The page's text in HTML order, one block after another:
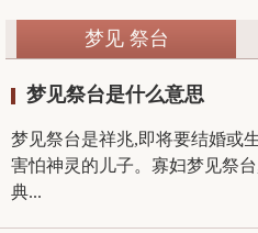
梦见 祭台
梦见祭台是什么意思
梦见祭台是祥兆,即将要结婚或
害怕神灵的儿子。寡妇梦见祭
典...